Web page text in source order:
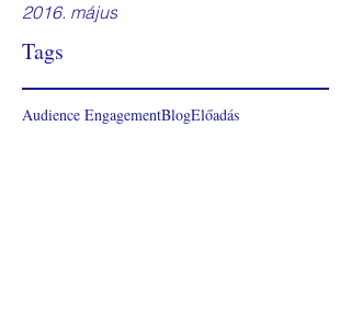
2016. május
Tags
Audience EngagementBlogElőadás